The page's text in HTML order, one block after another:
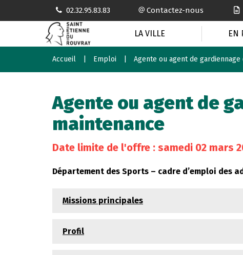
02.32.95.83.83 Contactez-nous
LA VILLE EN
Accueil Emploi Agente ou agent de
Agente ou agent de
maintenance
Date limite de l'offre : samedi 02 mars
Département des Sports – cadre d’emploi des
Missions principales
Profil